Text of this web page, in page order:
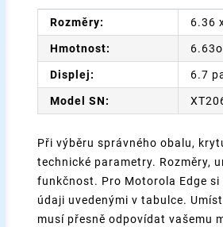
Rozměry: 6.36
Hmotnost:
Displej: 6.7
Model SN:
Při výběru správného obalu,
technické parametry. Rozměry,
funkčnost. Pro Motorola Edge
údaji uvedenými v tabulce.
musí přesně odpovídat vašemu